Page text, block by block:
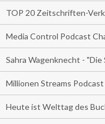
TOP 20 Zeitschriften-
Media Control Podcast
Sahra Wagenknecht -
Millionen Streams
Heute ist Welttag des